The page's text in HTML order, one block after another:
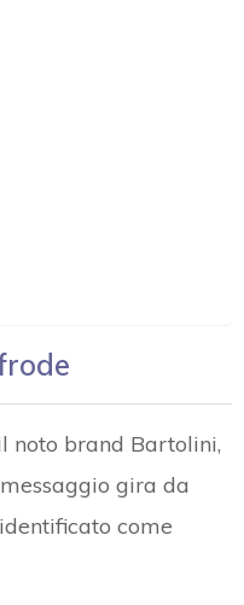
noto brand Bartolini,
gira da
come